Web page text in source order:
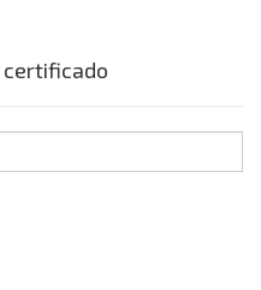
certificado